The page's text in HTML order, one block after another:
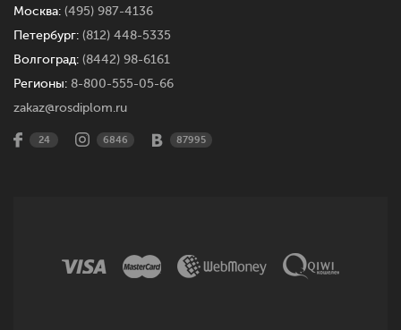
Москва: (495) 987-4136
Петербург: (812) 448-5335
Волгоград: (8442) 98-6161
Регионы: 8-800-555-05-66
zakaz@rosdiplom.ru
24 6846 87995